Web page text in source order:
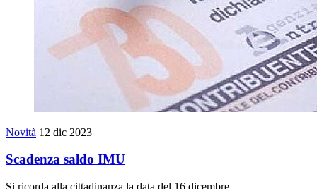
Novità 12 dic 2023
Scadenza saldo IMU
Si ricorda alla cittadinanza la data del 16 dicembre